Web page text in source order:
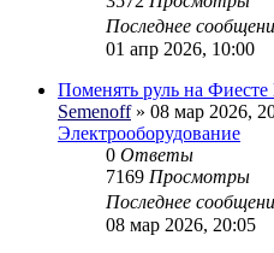
Последнее
01 апр 2026, 10:00
Поменять руль на
Semenoff» 08 мар 2026,
Электрооборудование
0 Ответы
7169 Просмотры
Последнее
08 мар 2026, 20:05